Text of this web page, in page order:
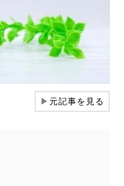
▶元記事を見る